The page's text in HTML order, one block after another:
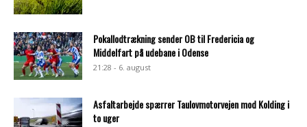
Pokallodtrækning sender OB til Fredericia og
Middelfart på udebane i Odense
21:28 - 6. august
Asfaltarbejde spærrer Taulovmotorvejen mod Kolding i
to uger